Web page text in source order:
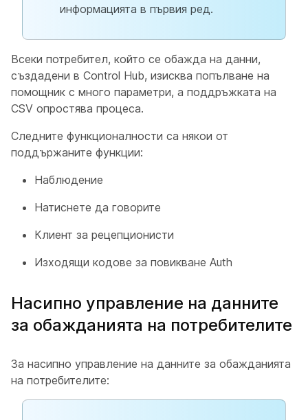
информацията в първия ред.
Всеки потребител, който се обажда на данни,
създадени в Control Hub, изисква попълване на
помощник с много параметри, а поддръжката на
CSV опростява процеса.
Следните функционалности са някои от
поддържаните функции:
Наблюдение
Натиснете да говорите
Клиент за рецепционисти
Изходящи кодове за повикване Auth
Насипно управление на данните
за обажданията на потребителите
За насипно управление на данните за обажданията
на потребителите: